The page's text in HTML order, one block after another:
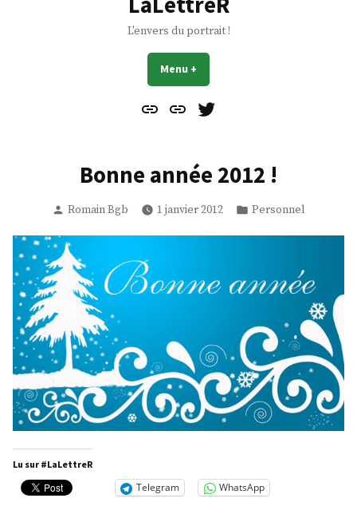
L'envers du portrait !
Menu +
Contact
À
Mes
Bonne année 2012 !
Publié
Romain Bgb 1 janvier 2012
Publié
Personnel
Lu sur #LaLettreR
Telegram WhatsApp